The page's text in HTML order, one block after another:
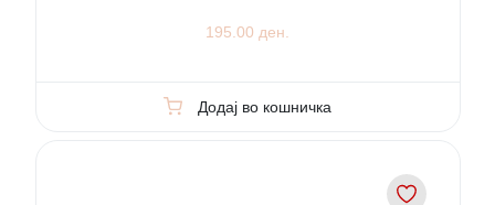
195.00 ден.
Додај во кошничка